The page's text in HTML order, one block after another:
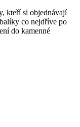
kteří si objednávají
co nejdříve po
do kamenné